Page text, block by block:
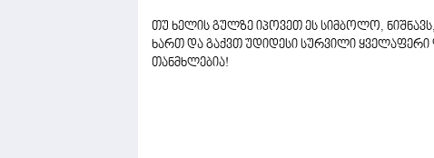
თუ ხელის გულზე იპოვეთ ეს სიმბოლო,
ხართ და გაქვთ უდიდესი სურვილი ყველაფერი
თანმხლებია!